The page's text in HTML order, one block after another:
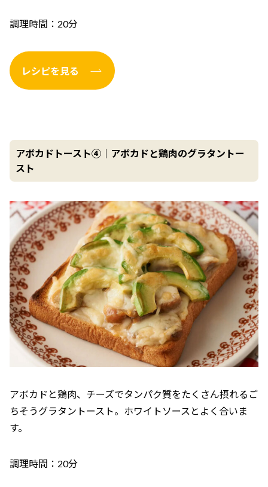
調理時間：20分
レシピを見る
アボカドトースト④｜アボカドと鶏肉のグラタントー
スト
アボカドと鶏肉、チーズでタンパク質をたくさん摂れるご
ちそうグラタントースト。ホワイトソースとよく合いま
す。
調理時間：20分